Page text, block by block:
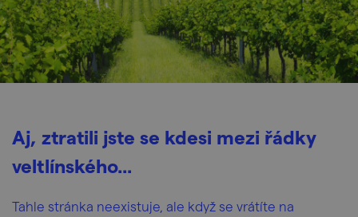
Aj, ztratili jste se kdesi mezi řádky
veltlínského...
Tahle stránka neexistuje, ale když se vrátíte na